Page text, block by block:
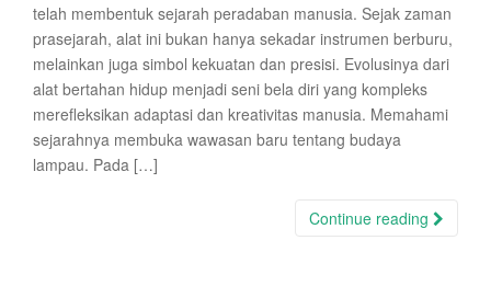
telah membentuk sejarah peradaban manusia. Sejak zaman
prasejarah, alat ini bukan hanya sekadar instrumen berburu,
melainkan juga simbol kekuatan dan presisi. Evolusinya dari
alat bertahan hidup menjadi seni bela diri yang kompleks
merefleksikan adaptasi dan kreativitas manusia. Memahami
sejarahnya membuka wawasan baru tentang budaya
lampau. Pada […]
Continue reading